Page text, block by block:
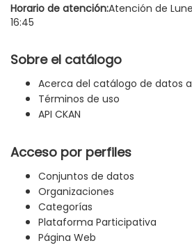
Horario de atención:Atención de
16:45
Sobre el catálogo
Acerca del catálogo de datos
Términos de uso
API CKAN
Acceso por perfiles
Conjuntos de datos
Organizaciones
Categorías
Plataforma Participativa
Página Web